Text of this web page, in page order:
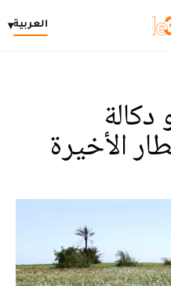
العربية▾
الأخيرة